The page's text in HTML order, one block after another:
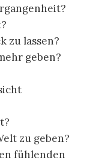
zu lassen?
geben?
zu geben?
fühlenden